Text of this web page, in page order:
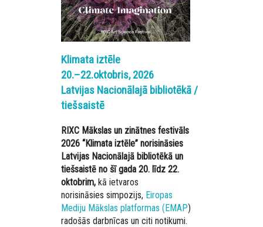
Klimata iztēle
20.–22.oktobris, 2026
Latvijas Nacionālajā bibliotēkā /
tiešsaistē
RIXC Mākslas un zinātnes festivāls
2026 “Klimata iztēle” norisināsies
Latvijas Nacionālajā bibliotēkā un
tiešsaistē no šī gada 20. līdz 22.
oktobrim, kā ietvaros
norisināsies simpozijs, Eiropas
Mediju Mākslas platformas (EMAP)
radošās darbnīcas un citi notikumi.